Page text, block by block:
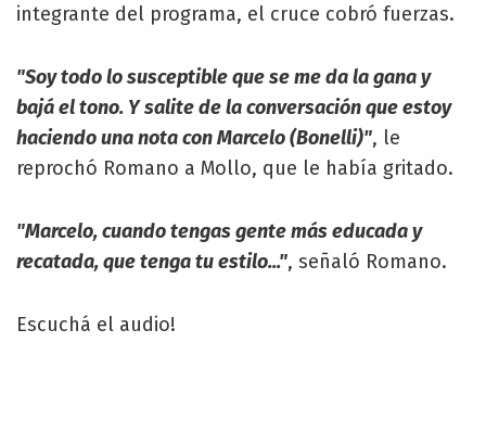
integrante del programa, el cruce cobró fuerzas.
"Soy todo lo susceptible que se me da la gana y
bajá el tono. Y salite de la conversación que estoy
haciendo una nota con Marcelo (Bonelli)", le
reprochó Romano a Mollo, que le había gritado.
"Marcelo, cuando tengas gente más educada y
recatada, que tenga tu estilo...", señaló Romano.
Escuchá el audio!